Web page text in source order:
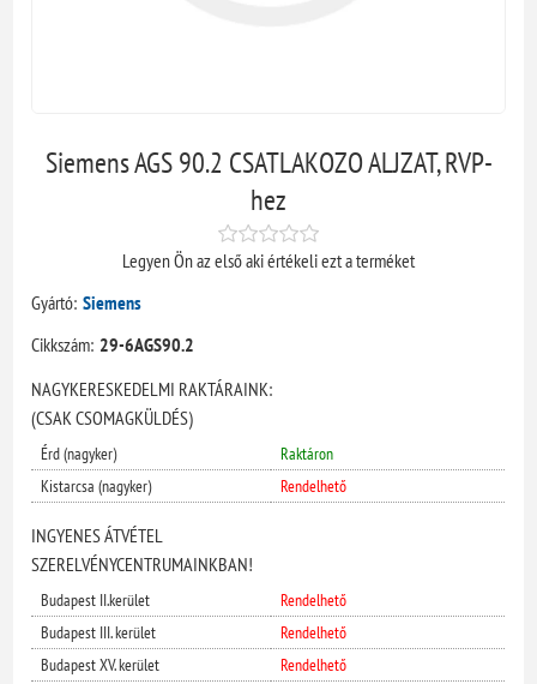
Siemens AGS 90.2 CSATLAKOZO ALJZAT, RVP-
hez
Legyen Ön az első aki értékeli ezt a terméket
Gyártó: Siemens
Cikkszám: 29-6AGS90.2
NAGYKERESKEDELMI RAKTÁRAINK:
(CSAK CSOMAGKÜLDÉS)
Érd (nagyker)
Raktáron
Kistarcsa (nagyker)
Rendelhető
INGYENES ÁTVÉTEL
SZERELVÉNYCENTRUMAINKBAN!
Budapest II.kerület
Rendelhető
Budapest III. kerület
Rendelhető
Budapest XV. kerület
Rendelhető